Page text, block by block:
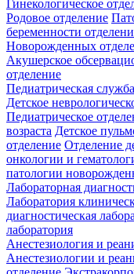
Гинекологическое
Родовое отделение
беременности
Новорожденных
Акушерское
отделение
Педиатрическая служба
Детское
Педиатрическое
возраста Детское
отделение Отделение
онкологии и
патологии
Лабораторная
Лаборатория
диагностическая
лаборатория
Анестезиология и
Анестезиологии и